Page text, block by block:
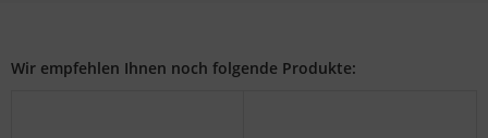
Wir empfehlen Ihnen noch folgende Produkte: